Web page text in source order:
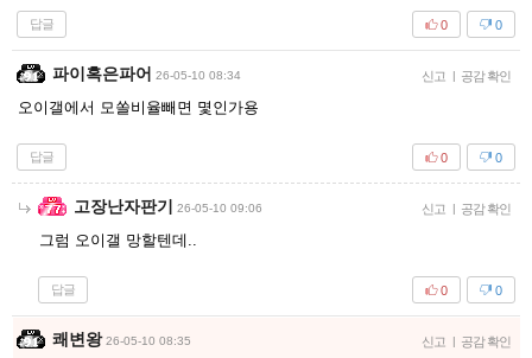
답글 0
0
파이혹은파어 26-05-10 08:34 신고 | 공감 확인
오이갤에서 모쏠비율빼면 몇인가용
답글 0
0
고장난자판기 26-05-10 09:06 신고 | 공감 확인
그럼 오이갤 망할텐데..
답글 0
0
쾌변왕 26-05-10 08:35 신고 | 공감 확인